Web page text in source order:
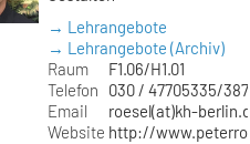
→ Lehrangebote
→ Lehrangebote (Archiv)
Raum
F1.06/H1.01
Telefon
030 / 47705335/387
Email
roesel(at)kh-
Website http://